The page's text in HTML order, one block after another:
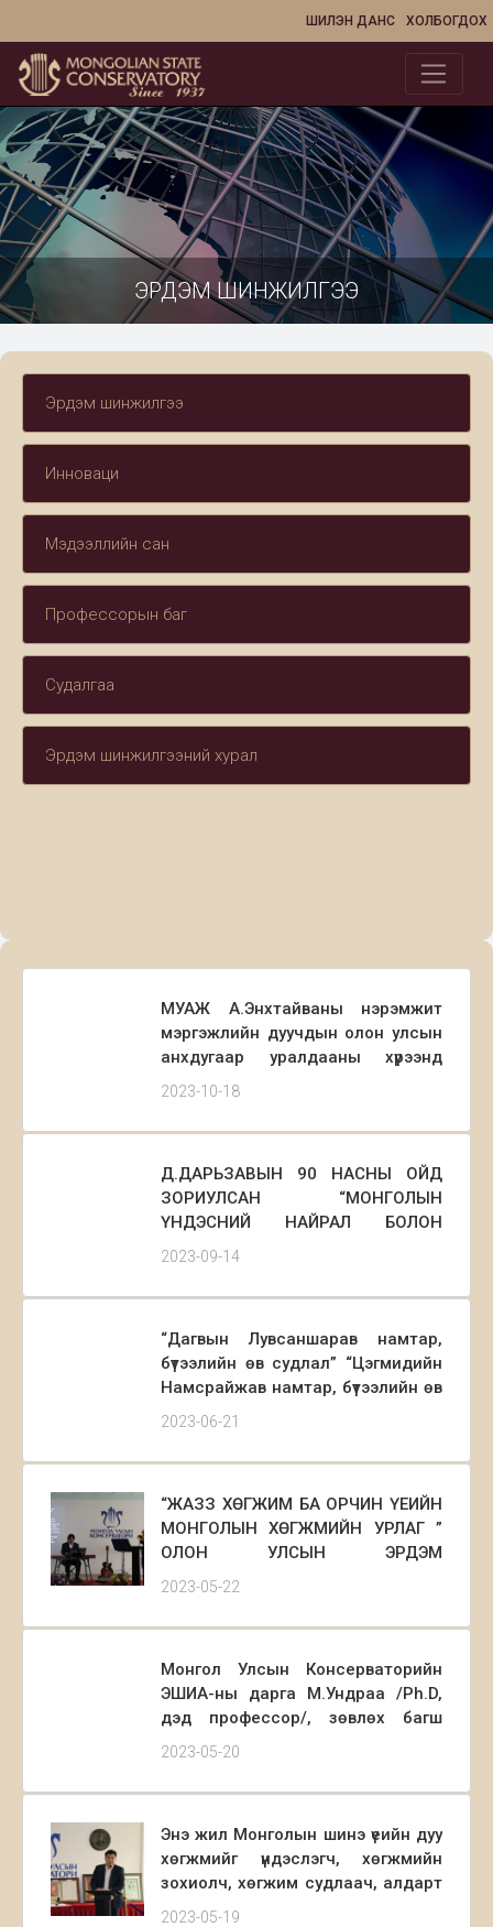
ХОЛБОГДОХ
ШИЛЭН ДАНС
ЭРДЭМ ШИНЖИЛГЭЭ
Эрдэм шинжилгээ
Инноваци
Мэдээллийн сан
Профессорын баг
Судалгаа
Эрдэм шинжилгээний хурал
МУАЖ А.Энхтайваны нэрэмжит
мэргэжлийн дуучдын олон улсын
анхдугаар уралдааны хүрээнд
болох “А.ЭНХТАЙВАН-
УРЛАГ” Эрдэм шинжилгээний
байна.
2023-10-18
Д.ДАРЬЗАВЫН 90 НАСНЫ ОЙД
ЗОРИУЛСАН “МОНГОЛЫН
ҮНДЭСНИЙ НАЙРАЛ БОЛОН
ЦӨӨХҮҮЛ ХӨГЖИМ, ТӨРӨЛЖСӨН
ШИНЭЧЛЭЛ” ЭРДЭМ
БҮХНИЙГ ОРОЛЦОХЫГ УРЬЖ
БАЙНА.
2023-09-14
“Дагвын Лувсаншарав намтар,
бүтээлийн өв судлал” “Цэгмидийн
Намсрайжав намтар, бүтээлийн өв
судлал” “Эрэгзэнгийн Чойдог
номын нээлт боллоо.
2023-06-21
“ЖАЗЗ ХӨГЖИМ БА ОРЧИН ҮЕИЙН
МОНГОЛЫН ХӨГЖМИЙН УРЛАГ ”
ОЛОН УЛСЫН ЭРДЭМ
ШИНЖИЛГЭЭНИЙ ХУРАЛ 2023 оны
Монгол улсын Консерваторийн
байгуулагдлаа.
2023-05-22
Монгол Улсын Консерваторийн
ЭШИА-ны дарга М.Ундраа /Ph.D,
дэд профессор/, зөвлөх багш
Л.Эрдэнэчимэг /Sc.D, профессор/
цагийн хөгжмийн зохиолчид
Ц.Намсрайжав нарын намтар
бүтээлийн өв судлал Номын
нээлтэд хүрэлцэн ирэхийг урья.
2023-05-20
Энэ жил Монголын шинэ үеийн дуу
хөгжмийг үндэслэгч, хөгжмийн
зохиолч, хөгжим судлаач, алдарт
уртын дууч, сурган хүмүүжүүлэгч, төр
2023-05-19